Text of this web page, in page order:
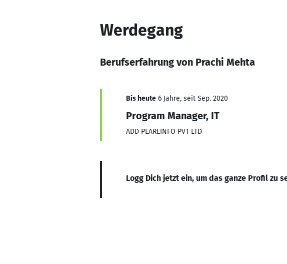
Werdegang
Berufserfahrung von Prachi Mehta
Bis heute 6 Jahre, seit Sep. 2020
Program Manager, IT
ADD PEARLINFO PVT LTD
Logg Dich jetzt ein, um das ganze Profil zu